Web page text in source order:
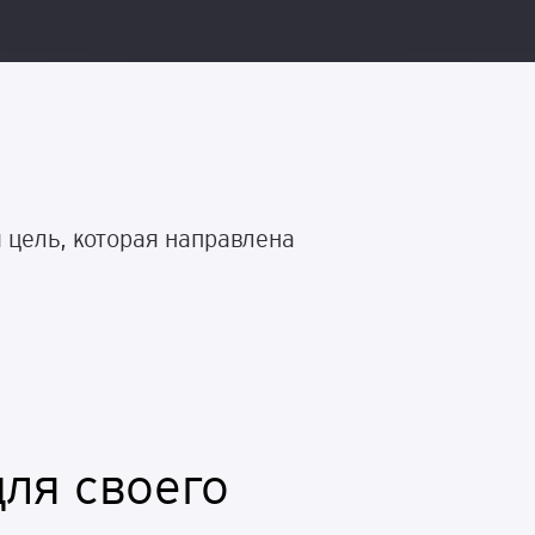
которая направлена
своего